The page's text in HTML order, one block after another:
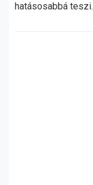
hatásosabbá teszi.